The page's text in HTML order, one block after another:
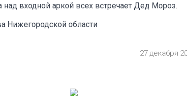
над входной аркой всех встречает Дед Мороз.
Нижегородской области
27 декабря